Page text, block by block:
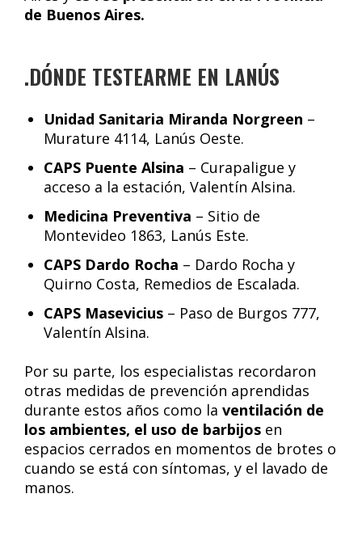
de Buenos Aires.
.DÓNDE TESTEARME EN LANÚS
Unidad Sanitaria Miranda Norgreen –
Murature 4114, Lanús Oeste.
CAPS Puente Alsina – Curapaligue y
acceso a la estación, Valentín Alsina.
Medicina Preventiva – Sitio de
Montevideo 1863, Lanús Este.
CAPS Dardo Rocha – Dardo Rocha y
Quirno Costa, Remedios de Escalada.
CAPS Masevicius – Paso de Burgos 777,
Valentín Alsina.
Por su parte, los especialistas recordaron
otras medidas de prevención aprendidas
durante estos años como la ventilación de
los ambientes, el uso de barbijos en
espacios cerrados en momentos de brotes o
cuando se está con síntomas, y el lavado de
manos.